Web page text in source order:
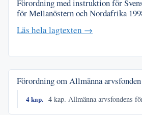
Förordning med instruktion för
för Mellanöstern och Nordafrika
Läs hela lagtexten →
Förordning om Allmänna arvsfonden
4 kap. 4 kap. Allmänna arvsfondens